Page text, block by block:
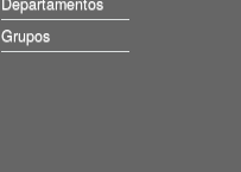
Grupos